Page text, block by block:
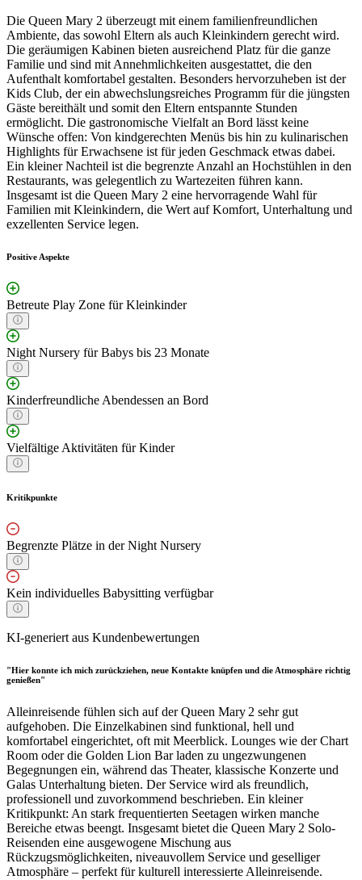
Die Queen Mary 2 überzeugt mit einem familienfreundlichen
Ambiente, das sowohl Eltern als auch Kleinkindern gerecht wird.
Die geräumigen Kabinen bieten ausreichend Platz für die ganze
Familie und sind mit Annehmlichkeiten ausgestattet, die den
Aufenthalt komfortabel gestalten. Besonders hervorzuheben ist der
Kids Club, der ein abwechslungsreiches Programm für die jüngsten
Gäste bereithält und somit den Eltern entspannte Stunden
ermöglicht. Die gastronomische Vielfalt an Bord lässt keine
Wünsche offen: Von kindgerechten Menüs bis hin zu kulinarischen
Highlights für Erwachsene ist für jeden Geschmack etwas dabei.
Ein kleiner Nachteil ist die begrenzte Anzahl an Hochstühlen in den
Restaurants, was gelegentlich zu Wartezeiten führen kann.
Insgesamt ist die Queen Mary 2 eine hervorragende Wahl für
Familien mit Kleinkindern, die Wert auf Komfort, Unterhaltung und
exzellenten Service legen.
Positive Aspekte
Betreute Play Zone für Kleinkinder
Night Nursery für Babys bis 23 Monate
Kinderfreundliche Abendessen an Bord
Vielfältige Aktivitäten für Kinder
Kritikpunkte
Begrenzte Plätze in der Night Nursery
Kein individuelles Babysitting verfügbar
KI-generiert aus Kundenbewertungen
"Hier konnte ich mich zurückziehen, neue Kontakte knüpfen und die Atmosphäre richtig
genießen"
Alleinreisende fühlen sich auf der Queen Mary 2 sehr gut
aufgehoben. Die Einzelkabinen sind funktional, hell und
komfortabel eingerichtet, oft mit Meerblick. Lounges wie der Chart
Room oder die Golden Lion Bar laden zu ungezwungenen
Begegnungen ein, während das Theater, klassische Konzerte und
Galas Unterhaltung bieten. Der Service wird als freundlich,
professionell und zuvorkommend beschrieben. Ein kleiner
Kritikpunkt: An stark frequentierten Seetagen wirken manche
Bereiche etwas beengt. Insgesamt bietet die Queen Mary 2 Solo-
Reisenden eine ausgewogene Mischung aus
Rückzugsmöglichkeiten, niveauvollem Service und geselliger
Atmosphäre – perfekt für kulturell interessierte Alleinreisende.